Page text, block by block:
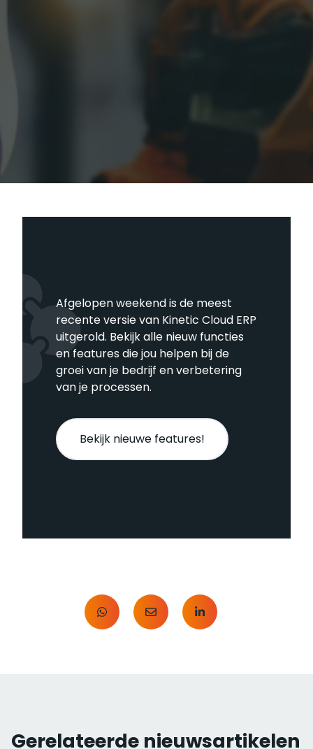
Afgelopen weekend is de meest
recente versie van Kinetic Cloud ERP
uitgerold. Bekijk alle nieuw functies
en features die jou helpen bij de
groei van je bedrijf en verbetering
van je processen.
Bekijk nieuwe features!
Gerelateerde nieuwsartikelen